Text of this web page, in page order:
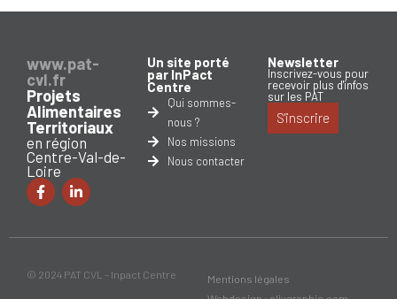
www.pat-
cvl.fr
Projets
Alimentaires
Territoriaux
en région
Centre-Val-de-
Loire
Un site porté
par InPact
Centre
Qui sommes-
nous ?
Nos missions
Nous contacter
Newsletter
Inscrivez-vous pour
recevoir plus d'infos
sur les PAT
S'inscrire
© 2024 PAT CVL - Inpact Centre
Mentions légales